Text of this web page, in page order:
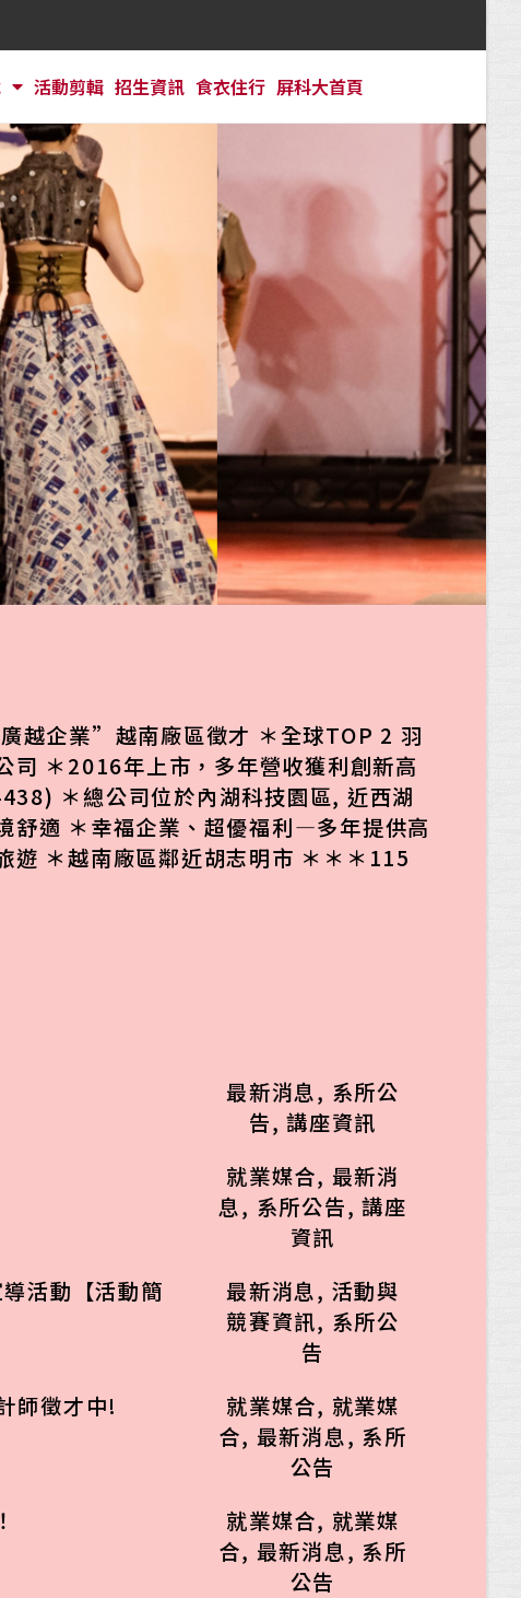
活動剪輯 招生資訊 食衣住行 屏科大首頁
越企業”越南廠區徵才 ＊全球TOP 2 羽
司 ＊2016年上市，多年營收獲利創新高
＊總公司位於內湖科技園區, 近西湖
舒適 ＊幸福企業、超優福利—多年提供高
遊 ＊越南廠區鄰近胡志明市 ＊＊＊115
最新消息, 系所公
告,講座資訊
就業媒合, 最新消
息, 系所公告,講座
資訊
活動【活動簡
最新消息, 活動與
競賽資訊, 系所公
告
師徵才中! 就業媒合, 就業媒
合, 最新消息, 系所
公告
就業媒合, 就業媒
合, 最新消息, 系所
公告